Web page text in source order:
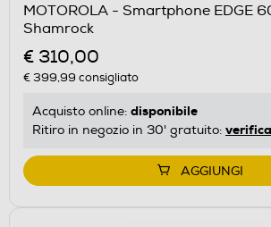
MOTOROLA - Smartphone EDGE
Shamrock
€ 310,00
€ 399,99 consigliato
Acquisto online: disponibile
Ritiro in negozio in 30' gratuito: verifica
AGGIUNGI